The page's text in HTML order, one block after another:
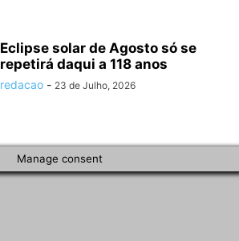
Eclipse solar de Agosto só se
repetirá daqui a 118 anos
redacao - 23 de Julho, 2026
Manage consent